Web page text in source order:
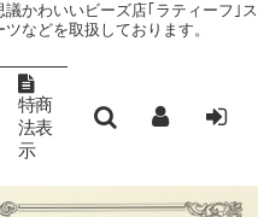
かわいいビーズ店｢ラティーフ｣ ス
などを取扱しております。
特商
法表
示